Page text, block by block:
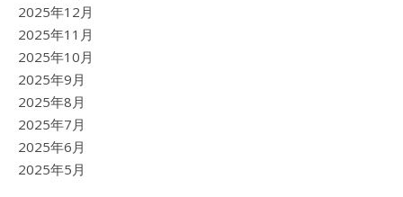
2025年12月
2025年11月
2025年10月
2025年9月
2025年8月
2025年7月
2025年6月
2025年5月